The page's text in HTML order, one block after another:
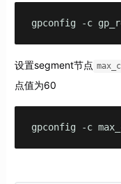
gpconfig -c
设置segment节点
点值为60
gpconfig -c